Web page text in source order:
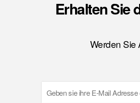
Erhalten Sie
Werden Sie
Email